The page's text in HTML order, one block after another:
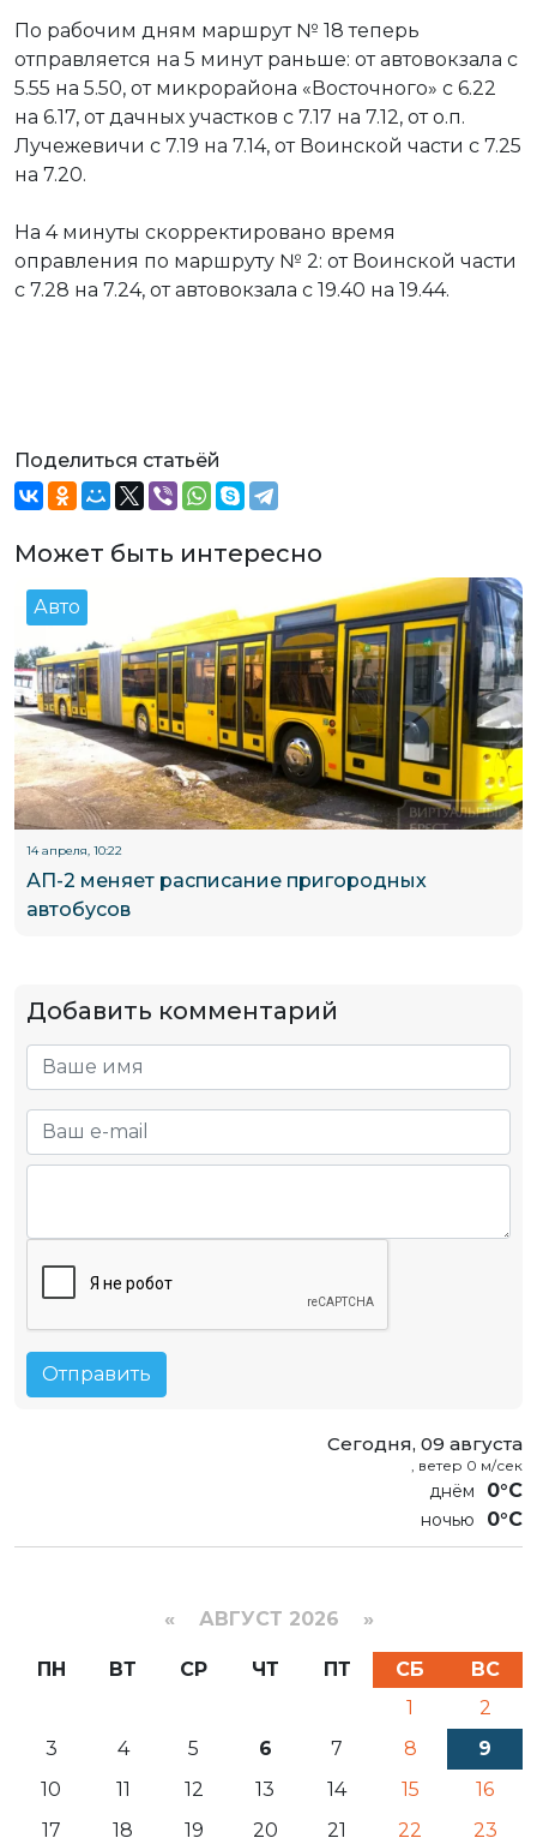
По рабочим дням маршрут № 18 теперь
отправляется на 5 минут раньше: от автовокзала с
5.55 на 5.50, от микрорайона «Восточного» с 6.22
на 6.17, от дачных участков с 7.17 на 7.12, от о.п.
Лучежевичи с 7.19 на 7.14, от Воинской части с 7.25
на 7.20.
На 4 минуты скорректировано время
оправления по маршруту № 2: от Воинской части
с 7.28 на 7.24, от автовокзала с 19.40 на 19.44.
Поделиться статьёй
Может быть интересно
14 апреля, 10:22
АП-2 меняет расписание пригородных
автобусов
Авто
Добавить комментарий
Отправить
Сегодня, 09 августа
, ветер 0 м/сек
0°C
0°C
« АВГУСТ 2026 »
ПН ВТ СР ЧТ ПТ СБ
ВС
1
2
3
4 5 6 7 8
9
10
11 12 13 14 15
16
17
18 19 20 21 22 23